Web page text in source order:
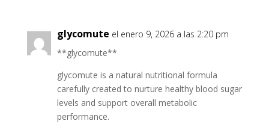
glycomute el enero 9, 2026 a las 2:20 pm
**glycomute**
glycomute is a natural nutritional formula
carefully created to nurture healthy blood sugar
levels and support overall metabolic
performance.